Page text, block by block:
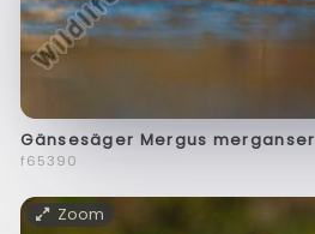
Gänsesäger Mergus merganser
f65390
Zoom